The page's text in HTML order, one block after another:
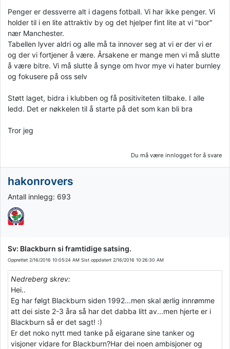
Penger er dessverre alt i dagens fotball. Vi har ikke penger. Vi
holder til i en lite attraktiv by og det hjelper fint lite at vi "bor"
nær Manchester.
Tabellen lyver aldri og alle må ta innover seg at vi er der vi er
og der vi fortjener å være. Årsakene er mange men vi må slutte
å være bitre. Vi må slutte å synge om hvor mye vi hater burnley
og fokusere på oss selv
Støtt laget, bidra i klubben og få positiviteten tilbake. I alle
ledd. Det er nøkkelen til å starte på det som kan bli bra
Tror jeg
Du må være innlogget for å svare
hakonrovers
Antall innlegg: 693
Sv: Blackburn si framtidige satsing.
Opprettet 2/16/2016 10:05:24 AM Sist oppdatert 2/16/2016 10:26:30 AM
Nedreberg skrev:
Hei..
Eg har følgt Blackburn siden 1992...men skal ærlig innrømme
att dei siste 2-3 åra så har det dabba litt av...men hjerte er i
Blackburn så er det sagt! :)
Er det noko nytt med tanke på eigarane sine tanker og
visjoner vidare for Blackburn?Har dei noen ambisjoner og